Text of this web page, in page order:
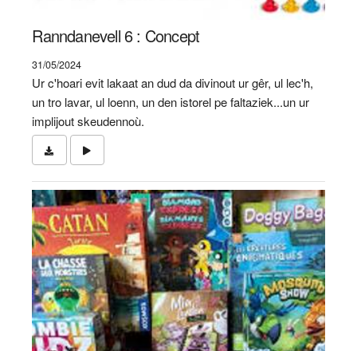
Ranndanevell 6 : Concept
31/05/2024
Ur c'hoari evit lakaat an dud da divinout ur gêr, ul lec'h,
un tro lavar, ul loenn, un den istorel pe faltaziek...un ur
implijout skeudennoù.